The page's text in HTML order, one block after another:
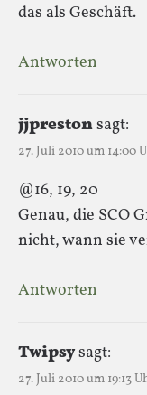
das als Geschäft.
Antworten
jjprestonsagt:
27. Juli 2010 um 14:00
@16, 19, 20
Genau, die SCO
nicht, wann sie
Antworten
Twipsysagt:
27. Juli 2010 um 19:13